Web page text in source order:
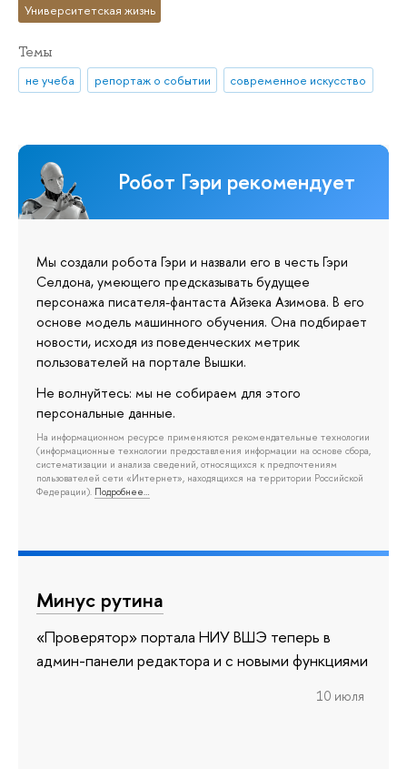
Университетская жизнь
Темы
не учеба репортаж о событии современное искусство
Робот Гэри рекомендует
Мы создали робота Гэри и назвали его в честь Гэри
Селдона, умеющего предсказывать будущее
персонажа писателя-фантаста Айзека Азимова. В его
основе модель машинного обучения. Она подбирает
новости, исходя из поведенческих метрик
пользователей на портале Вышки.
Не волнуйтесь: мы не собираем для этого
персональные данные.
На информационном ресурсе применяются рекомендательные технологии
(информационные технологии предоставления информации на основе сбора,
систематизации и анализа сведений, относящихся к предпочтениям
пользователей сети «Интернет», находящихся на территории Российской
Федерации). Подробнее…
Минус рутина
«Проверятор» портала НИУ ВШЭ теперь в
админ-панели редактора и с новыми функциями
10 июля